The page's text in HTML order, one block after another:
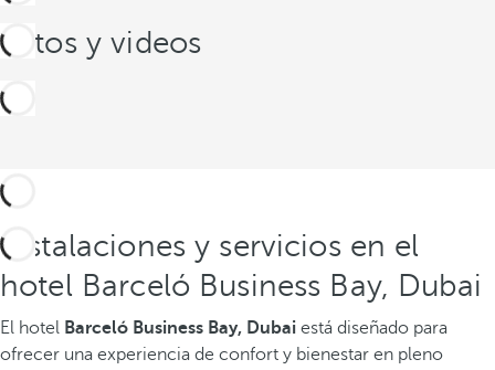
Fotos y videos
Instalaciones y servicios en el
hotel Barceló Business Bay, Dubai
El hotel Barceló Business Bay, Dubai está diseñado para
ofrecer una experiencia de confort y bienestar en pleno